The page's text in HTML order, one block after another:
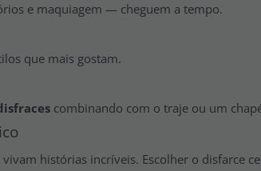
e maquiagem — cheguem a tempo.
que mais gostam.
combinando com o traje ou um
histórias incríveis. Escolher o disfarce